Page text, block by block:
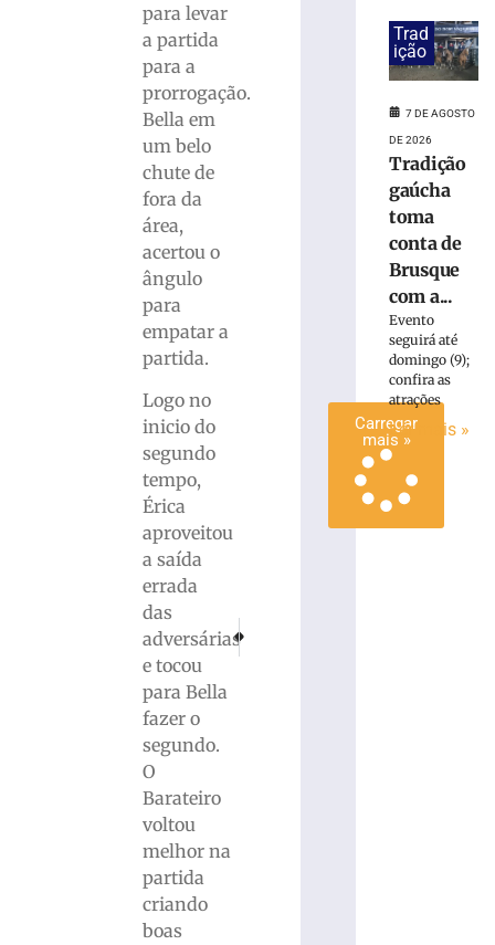
para levar
a partida
para a
prorrogação.
Bella em
um belo
chute de
fora da
área,
acertou o
ângulo
para
empatar a
partida.
Logo no
inicio do
segundo
tempo,
Érica
aproveitou
a saída
errada
das
adversárias
e tocou
para Bella
fazer o
segundo.
O
Barateiro
voltou
melhor na
partida
criando
boas
PRÓXIMO
PM de Itajaí detalha briga que terminou com
Passeios
Ciclísticos
mobilizam
Brusque
sábado
Carregar
mais »
Trad
ição
7 DE AGOSTO
DE 2026
Tradição
gaúcha
toma
conta de
Brusque
com a...
Evento
seguirá até
domingo (9);
confira as
atrações
Ler mais »